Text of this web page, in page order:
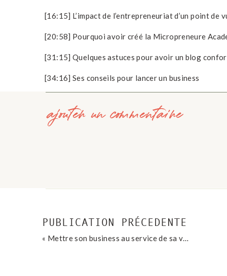
[16:15] L’impact de l’entrepreneuriat d’un point de
[20:58] Pourquoi avoir créé la Micropreneure
[31:15] Quelques astuces pour avoir un blog
[34:16] Ses conseils pour lancer un business
[41:25] Son choix d’être partiellement digitale
ajouter un commentaire
« Mettre son business au service de sa vie avec Annelise Gakalla Bourdier
PUBLICATION PRÉCEDENTE